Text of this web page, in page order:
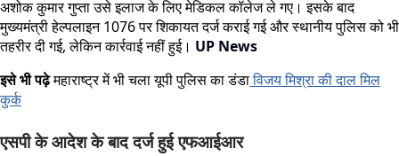
अशोक कुमार गुप्ता उसे इलाज के लिए मेडिकल कॉलेज ले गए। इसके बाद
मुख्यमंत्री हेल्पलाइन 1076 पर शिकायत दर्ज कराई गई और स्थानीय पुलिस को भी
तहरीर दी गई, लेकिन कार्रवाई नहीं हुई। UP News
इसे भी पढ़ेमहाराष्ट्र में भी चला यूपी पुलिस का डंडाविजय मिश्रा की दाल मिल
कुर्क
एसपी के आदेश के बाद दर्ज हुई एफआईआर